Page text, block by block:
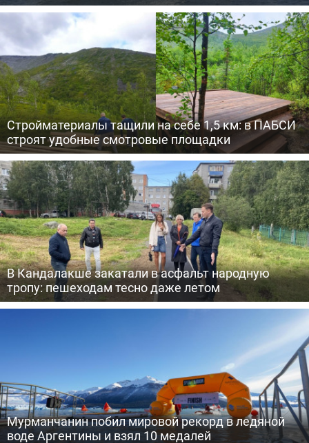
Стройматериалы тащили на себе 1,5 км: в ПАБСИ
строят удобные смотровые площадки
В Кандалакше закатали в асфальт народную
тропу: пешеходам тесно даже летом
Мурманчанин побил мировой рекорд в ледяной
воде Аргентины и взял 10 медалей